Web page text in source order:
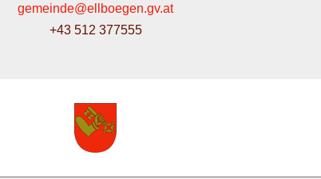
gemeinde@ellboegen.gv.at
+43 512 377555